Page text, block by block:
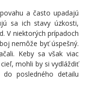
a často upadajú
sa ich stavy úzkosti,
V niektorých prípadoch
nemôže byť úspešný.
Keby sa však viac
mohli by si vydláždiť
posledného detailu